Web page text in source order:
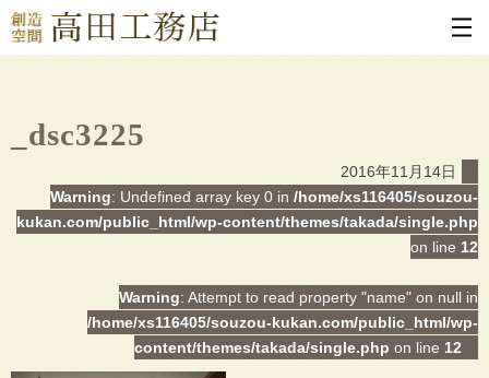
_dsc3225
2016年11月14日
Warning: Undefined array key 0 in /home/xs116405/souzou-
kukan.com/public_html/wp-content/themes/takada/single.php
on line 12
Warning: Attempt to read property "name" on null in
/home/xs116405/souzou-kukan.com/public_html/wp-
content/themes/takada/single.php on line 12